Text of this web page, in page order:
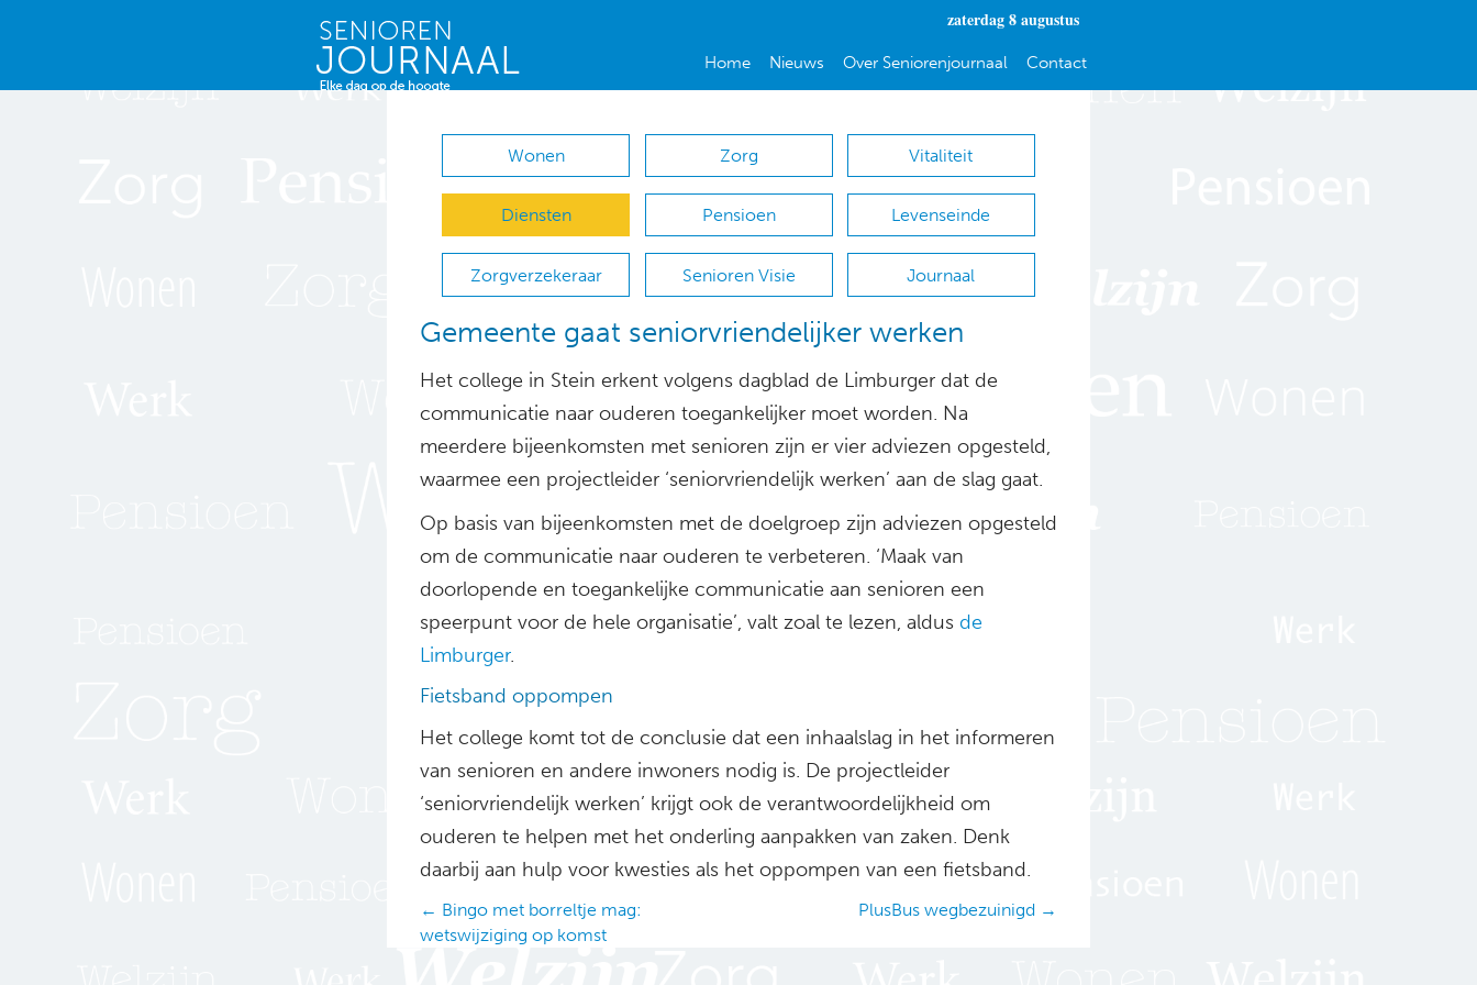
zaterdag 8 augustus
Home Nieuws Over Seniorenjournaal Contact
Wonen Zorg Vitaliteit
Diensten Pensioen Levenseinde
Zorgverzekeraar Senioren Visie Journaal
Gemeente gaat seniorvriendelijker werken
Het college in Stein erkent volgens dagblad de Limburger dat de
communicatie naar ouderen toegankelijker moet worden. Na
meerdere bijeenkomsten met senioren zijn er vier adviezen opgesteld,
waarmee een projectleider ‘seniorvriendelijk werken’ aan de slag gaat.
Op basis van bijeenkomsten met de doelgroep zijn adviezen opgesteld
om de communicatie naar ouderen te verbeteren. ‘Maak van
doorlopende en toegankelijke communicatie aan senioren een
speerpunt voor de hele organisatie’, valt zoal te lezen, aldus de
Limburger.
Fietsband oppompen
Het college komt tot de conclusie dat een inhaalslag in het informeren
van senioren en andere inwoners nodig is. De projectleider
‘seniorvriendelijk werken’ krijgt ook de verantwoordelijkheid om
ouderen te helpen met het onderling aanpakken van zaken. Denk
daarbij aan hulp voor kwesties als het oppompen van een fietsband.
Posts
navigation
← Bingo met borreltje mag:
wetswijziging op komst
PlusBus wegbezuinigd →